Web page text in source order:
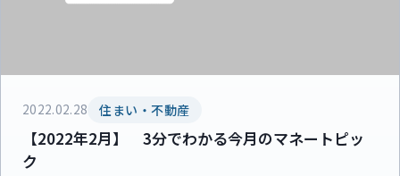
2022.02.28 住まい・不動産
【2022年2月】 3分でわかる今月のマネートピッ
ク